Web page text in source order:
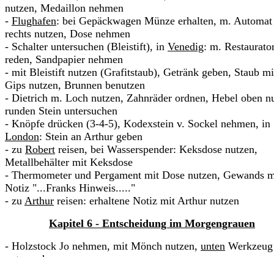
nutzen, Medaillon nehmen
- Flughafen: bei Gepäckwagen Münze erhalten, m. Automat
rechts nutzen, Dose nehmen
- Schalter untersuchen (Bleistift), in Venedig: m.
reden, Sandpapier nehmen
- mit Bleistift nutzen (Grafitstaub), Getränk geben, Staub
Gips nutzen, Brunnen benutzen
- Dietrich m. Loch nutzen, Zahnräder ordnen, Hebel oben
runden Stein untersuchen
- Knöpfe drücken (3-4-5), Kodexstein v. Sockel nehmen, in
London: Stein an Arthur geben
- zu Robert reisen, bei Wasserspender: Keksdose nutzen,
Metallbehälter mit Keksdose
- Thermometer und Pergament mit Dose nutzen, Gewands
Notiz "...Franks Hinweis....."
- zu Arthur reisen: erhaltene Notiz mit Arthur nutzen
Kapitel 6 - Entscheidung im Morgengrauen
- Holzstock Jo nehmen, mit Mönch nutzen, unten Werkzeug